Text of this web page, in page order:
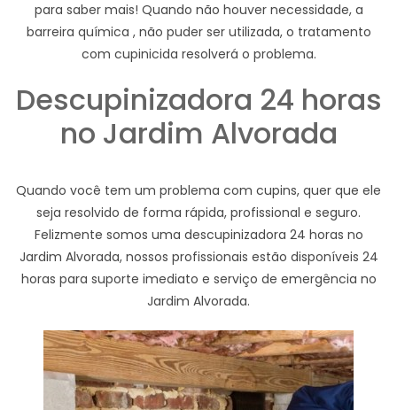
para saber mais! Quando não houver necessidade, a
barreira química , não puder ser utilizada, o tratamento
com cupinicida resolverá o problema.
Descupinizadora 24 horas
no Jardim Alvorada
Quando você tem um problema com cupins, quer que ele
seja resolvido de forma rápida, profissional e seguro.
Felizmente somos uma descupinizadora 24 horas no
Jardim Alvorada, nossos profissionais estão disponíveis 24
horas para suporte imediato e serviço de emergência no
Jardim Alvorada.